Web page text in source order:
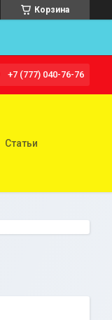
Корзина
+7 (777) 040-76-76
Статьи